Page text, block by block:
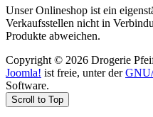
Unser Onlineshop ist ein
Verkaufsstellen nicht in
Produkte abweichen.
Copyright © 2026 Drogerie
Joomla! ist freie, unter der
Software.
Scroll to Top